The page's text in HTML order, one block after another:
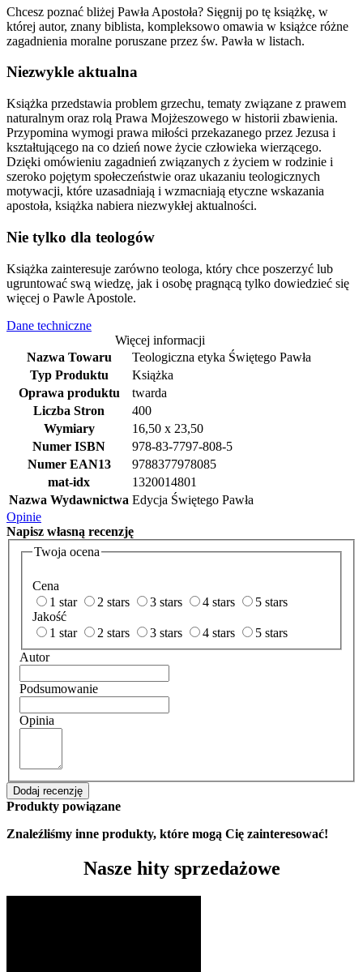
Chcesz poznać bliżej Pawła Apostoła? Sięgnij po tę książkę, w
której autor, znany biblista, kompleksowo omawia w książce różne
zagadnienia moralne poruszane przez św. Pawła w listach.
Niezwykle aktualna
Książka przedstawia problem grzechu, tematy związane z prawem
naturalnym oraz rolą Prawa Mojżeszowego w historii zbawienia.
Przypomina wymogi prawa miłości przekazanego przez Jezusa i
kształtującego na co dzień nowe życie człowieka wierzącego.
Dzięki omówieniu zagadnień związanych z życiem w rodzinie i
szeroko pojętym społeczeństwie oraz ukazaniu teologicznych
motywacji, które uzasadniają i wzmacniają etyczne wskazania
apostoła, książka nabiera niezwykłej aktualności.
Nie tylko dla teologów
Książka zainteresuje zarówno teologa, który chce poszerzyć lub
ugruntować swą wiedzę, jak i osobę pragnącą tylko dowiedzieć się
więcej o Pawle Apostole.
Dane techniczne
Więcej informacji
Nazwa Towaru
Teologiczna etyka Świętego Pawła
Typ Produktu
Książka
Oprawa produktu
twarda
Liczba Stron
400
Wymiary
16,50 x 23,50
Numer ISBN
978-83-7797-808-5
Numer EAN13
9788377978085
mat-idx
1320014801
Nazwa Wydawnictwa Edycja Świętego Pawła
Opinie
Napisz własną recenzję
Twoja ocena
Cena
1 star
2 stars 3 stars 4 stars
5 stars
Jakość
1 star
2 stars 3 stars 4 stars
5 stars
Autor
Podsumowanie
Opinia
Dodaj recenzję
Produkty powiązane
Znaleźliśmy inne produkty, które mogą Cię zainteresować!
Nasze hity sprzedażowe